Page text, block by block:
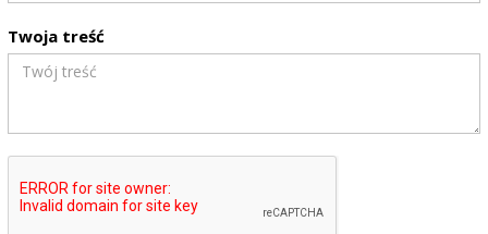
Twoja treść